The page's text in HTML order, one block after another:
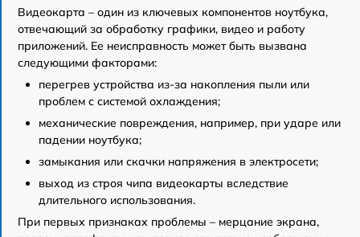
Видеокарта – один из ключевых компонентов ноутбука,
отвечающий за обработку графики, видео и работу
приложений. Ее неисправность может быть вызвана
следующими факторами:
перегрев устройства из-за накопления пыли или
проблем с системой охлаждения;
механические повреждения, например, при ударе или
падении ноутбука;
замыкания или скачки напряжения в электросети;
выход из строя чипа видеокарты вследствие
длительного использования.
При первых признаках проблемы – мерцание экрана,